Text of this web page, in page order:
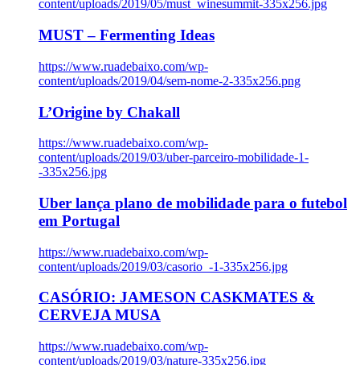
content/uploads/2019/05/must_winesummit-335x256.jpg
MUST – Fermenting Ideas
https://www.ruadebaixo.com/wp-
content/uploads/2019/04/sem-nome-2-335x256.png
L’Origine by Chakall
https://www.ruadebaixo.com/wp-
content/uploads/2019/03/uber-parceiro-mobilidade-1-
-335x256.jpg
Uber lança plano de mobilidade para o futebol
em Portugal
https://www.ruadebaixo.com/wp-
content/uploads/2019/03/casorio_-1-335x256.jpg
CASÓRIO: JAMESON CASKMATES &
CERVEJA MUSA
https://www.ruadebaixo.com/wp-
content/uploads/2019/03/nature-335x256.jpg